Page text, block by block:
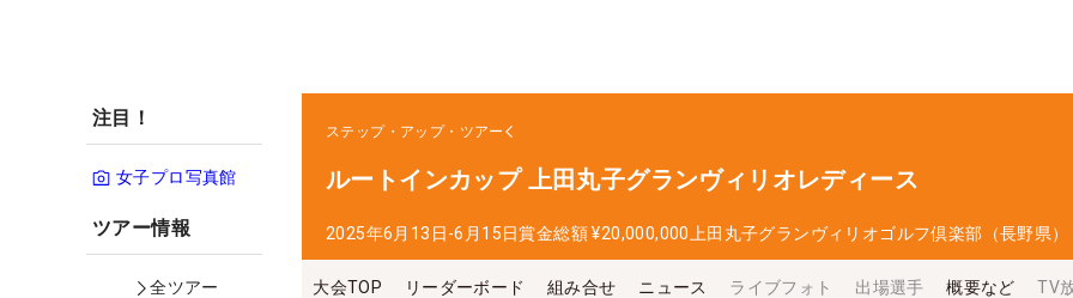
注目！
女子プロ写真館
ツアー情報
全ツアー
ステップ・アップ・ツアー
ルートインカップ 上田丸子グランヴィリオレディース
2025年6月13日-6月15日賞金総額 ¥20,000,000 上田丸子グランヴィリオゴルフ倶楽部（長野県）
大会TOP リーダーボード 組み合せ ニュース ライブフォト 出場選手 概要など TV